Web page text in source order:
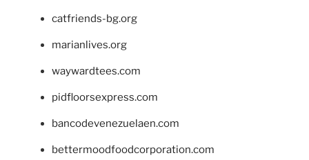
catfriends-bg.org
marianlives.org
waywardtees.com
pidfloorsexpress.com
bancodevenezuelaen.com
bettermoodfoodcorporation.com